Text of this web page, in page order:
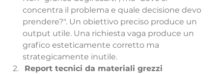
concentra il problema e quale decisione devo
prendere?". Un obiettivo preciso produce un
output utile. Una richiesta vaga produce un
grafico esteticamente corretto ma
strategicamente inutile.
Report tecnici da materiali grezzi